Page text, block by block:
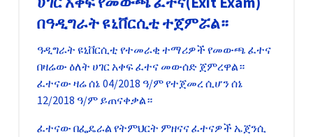
በዓዲግራት ዩኒቨርሲቲ ተጀምሯል።
ዓዲግራት ዩኒቨርሲቲ የተመራቂ ተማሪዎች የመውጫ ፈተና
በዛሬው ዕለት ሀገር አቀፍ ፈተና መውሰድ ጀምረዋል።
ፈተናው ዛሬ ሰኔ 04/2018 ዓ/ም የተጀመረ ሲሆን ሰኔ
12/2018 ዓ/ም ይጠናቀቃል።
ፈተናው በፌዴራል የትምህርት ምዘናና ፈተናዎች ኤጀንሲ